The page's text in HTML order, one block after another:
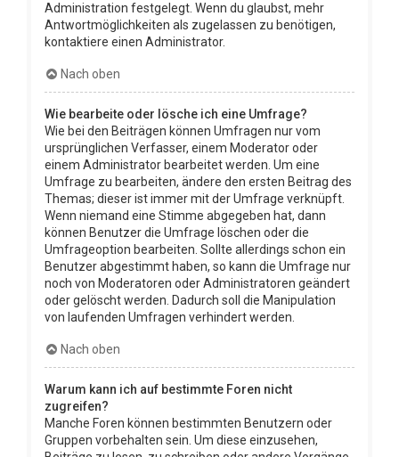
Administration festgelegt. Wenn du glaubst, mehr
Antwortmöglichkeiten als zugelassen zu benötigen,
kontaktiere einen Administrator.
Nach oben
Wie bearbeite oder lösche ich eine Umfrage?
Wie bei den Beiträgen können Umfragen nur vom
ursprünglichen Verfasser, einem Moderator oder
einem Administrator bearbeitet werden. Um eine
Umfrage zu bearbeiten, ändere den ersten Beitrag des
Themas; dieser ist immer mit der Umfrage verknüpft.
Wenn niemand eine Stimme abgegeben hat, dann
können Benutzer die Umfrage löschen oder die
Umfrageoption bearbeiten. Sollte allerdings schon ein
Benutzer abgestimmt haben, so kann die Umfrage nur
noch von Moderatoren oder Administratoren geändert
oder gelöscht werden. Dadurch soll die Manipulation
von laufenden Umfragen verhindert werden.
Nach oben
Warum kann ich auf bestimmte Foren nicht
zugreifen?
Manche Foren können bestimmten Benutzern oder
Gruppen vorbehalten sein. Um diese einzusehen,